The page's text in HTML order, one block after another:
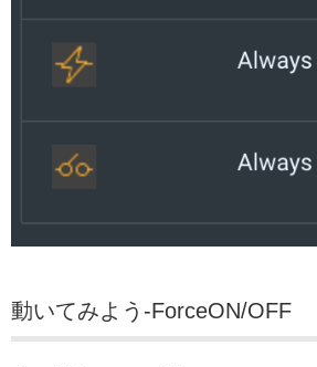
動いてみよう-ForceON/OFF